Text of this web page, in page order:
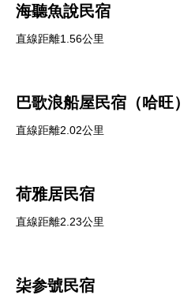
海聽魚說民宿
直線距離1.56公里
巴歌浪船屋民宿（哈旺）
直線距離2.02公里
荷雅居民宿
直線距離2.23公里
柒参號民宿